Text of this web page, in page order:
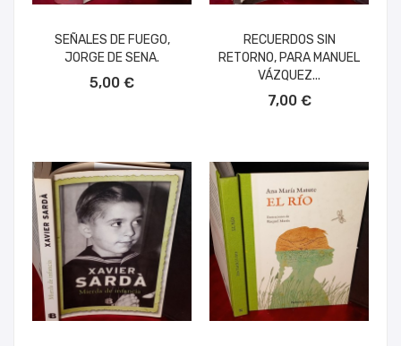
SEÑALES DE FUEGO,
JORGE DE SENA.
5,00 €
RECUERDOS SIN
RETORNO, PARA MANUEL
VÁZQUEZ...
7,00 €